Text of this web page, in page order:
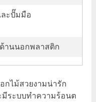
ะปั๊มมือ
านนอกพลาสติก
กไม้สวยงามน่ารัก
มีระบบทำความร้อนต